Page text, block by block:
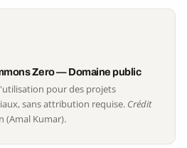
Zero — Domaine public
pour des projets
sans attribution requise. Crédit
(Amal Kumar).